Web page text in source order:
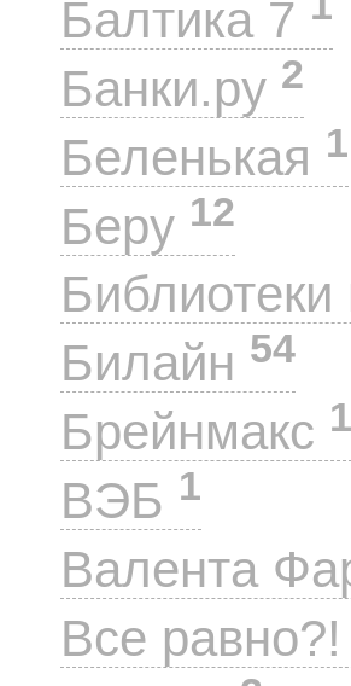
Балтика 7
Банки.ру 2
Беленькая 1
Беру 12
Билайн 54
Брейнмакс 1
ВЭБ 1
Валента
Все равно?!